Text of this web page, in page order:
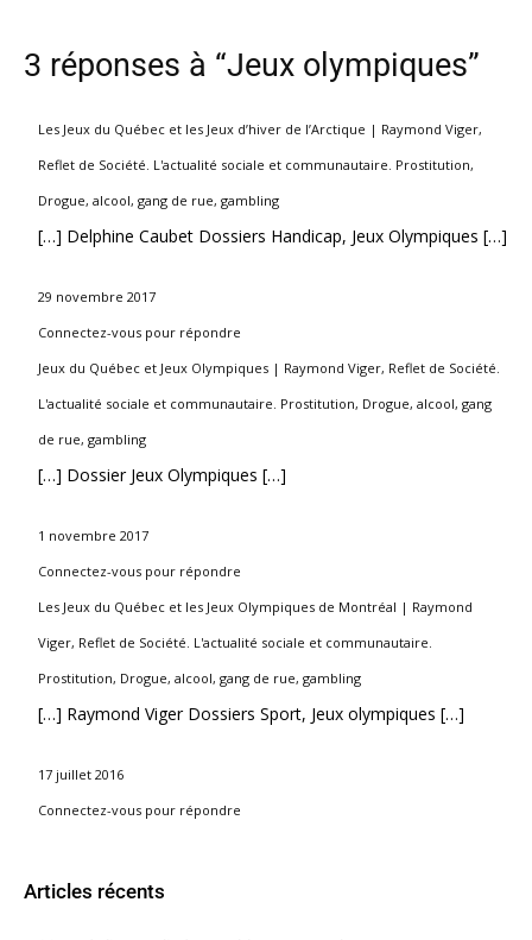
3 réponses à “Jeux olympiques”
Les Jeux du Québec et les Jeux d’hiver de l’Arctique | Raymond Viger,
Reflet de Société. L'actualité sociale et communautaire. Prostitution,
Drogue, alcool, gang de rue, gambling
[…] Delphine Caubet Dossiers Handicap, Jeux Olympiques […]
29 novembre 2017
Connectez-vous pour répondre
Jeux du Québec et Jeux Olympiques | Raymond Viger, Reflet de Société.
L'actualité sociale et communautaire. Prostitution, Drogue, alcool, gang
de rue, gambling
[…] Dossier Jeux Olympiques […]
1 novembre 2017
Connectez-vous pour répondre
Les Jeux du Québec et les Jeux Olympiques de Montréal | Raymond
Viger, Reflet de Société. L'actualité sociale et communautaire.
Prostitution, Drogue, alcool, gang de rue, gambling
[…] Raymond Viger Dossiers Sport, Jeux olympiques […]
17 juillet 2016
Connectez-vous pour répondre
Articles récents